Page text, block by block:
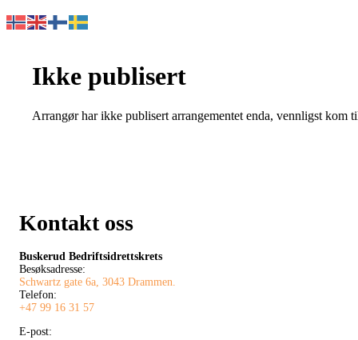
Ikke publisert
Arrangør har ikke publisert arrangementet enda, vennligst kom
Kontakt oss
Buskerud Bedriftsidrettskrets
Besøksadresse:
Schwartz gate 6a, 3043 Drammen.
Telefon:
+47 99 16 31 57
E-post: